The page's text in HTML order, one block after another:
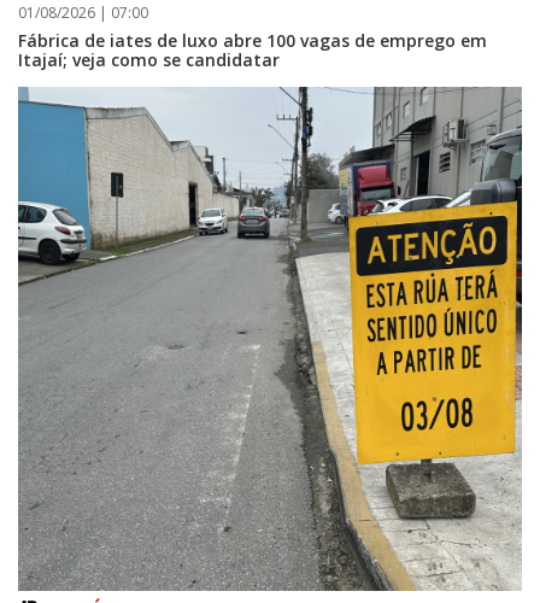
01/08/2026 | 07:00
Fábrica de iates de luxo abre 100 vagas de emprego em
Itajaí; veja como se candidatar